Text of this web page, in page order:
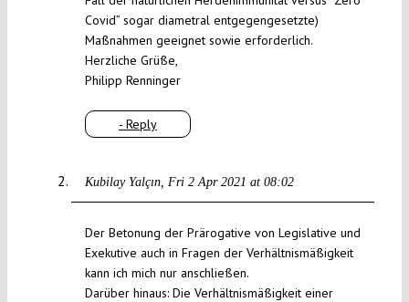
- Reply
Covid” sogar diametral entgegengesetzte)
Maßnahmen geeignet sowie erforderlich.
Herzliche Grüße,
Philipp Renninger
Kubilay Yalçın Fri 2 Apr 2021 at 08:02
Der Betonung der Prärogative von Legislative und
Exekutive auch in Fragen der Verhältnismäßigkeit
kann ich mich nur anschließen.
Darüber hinaus: Die Verhältnismäßigkeit einer